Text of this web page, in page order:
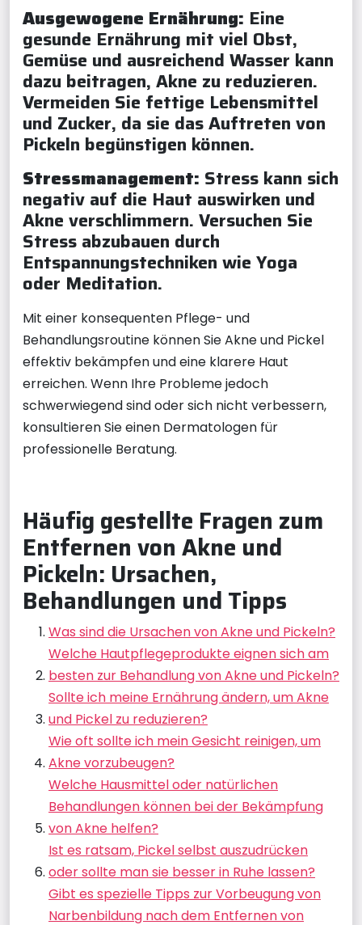
Ausgewogene Ernährung: Eine
gesunde Ernährung mit viel Obst,
Gemüse und ausreichend Wasser kann
dazu beitragen, Akne zu reduzieren.
Vermeiden Sie fettige Lebensmittel
und Zucker, da sie das Auftreten von
Pickeln begünstigen können.
Stressmanagement: Stress kann sich
negativ auf die Haut auswirken und
Akne verschlimmern. Versuchen Sie
Stress abzubauen durch
Entspannungstechniken wie Yoga
oder Meditation.
Mit einer konsequenten Pflege- und
Behandlungsroutine können Sie Akne und Pickel
effektiv bekämpfen und eine klarere Haut
erreichen. Wenn Ihre Probleme jedoch
schwerwiegend sind oder sich nicht verbessern,
konsultieren Sie einen Dermatologen für
professionelle Beratung.
Häufig gestellte Fragen zum
Entfernen von Akne und
Pickeln: Ursachen,
Behandlungen und Tipps
Was sind die Ursachen von Akne und Pickeln?
Welche Hautpflegeprodukte eignen sich am
besten zur Behandlung von Akne und Pickeln?
Sollte ich meine Ernährung ändern, um Akne
und Pickel zu reduzieren?
Wie oft sollte ich mein Gesicht reinigen, um
Akne vorzubeugen?
Welche Hausmittel oder natürlichen
Behandlungen können bei der Bekämpfung
von Akne helfen?
Ist es ratsam, Pickel selbst auszudrücken
oder sollte man sie besser in Ruhe lassen?
Gibt es spezielle Tipps zur Vorbeugung von
Narbenbildung nach dem Entfernen von